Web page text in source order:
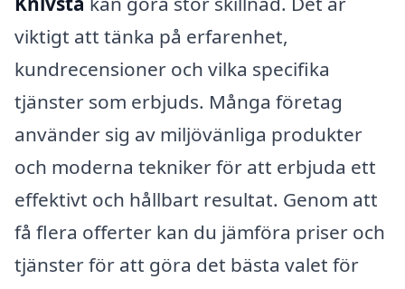
viktigt att tänka på erfarenhet,
kundrecensioner och vilka specifika
tjänster som erbjuds. Många företag
använder sig av miljövänliga produkter
och moderna tekniker för att erbjuda ett
effektivt och hållbart resultat. Genom att
få flera offerter kan du jämföra priser och
tjänster för att göra det bästa valet för